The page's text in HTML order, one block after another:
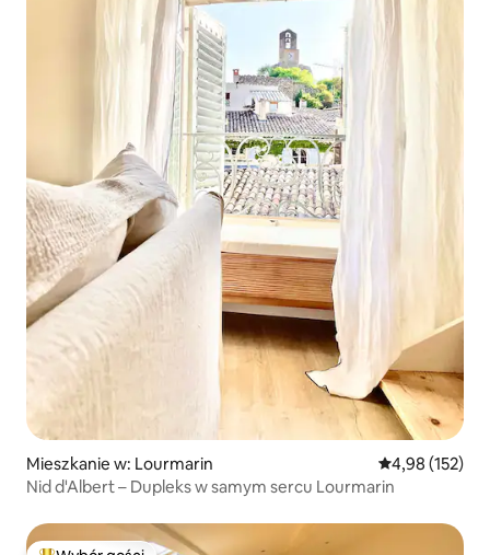
Mieszkanie w: Lourmarin Średnia
4,98 (152)
Nid d'Albert – Dupleks w samym sercu Lourmarin